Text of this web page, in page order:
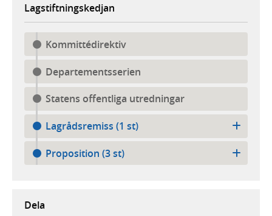
Lagstiftningskedjan
Kommittédirektiv
Departementsserien
Statens offentliga utredningar
Lagrådsremiss (1 st)
Proposition (3 st)
Dela